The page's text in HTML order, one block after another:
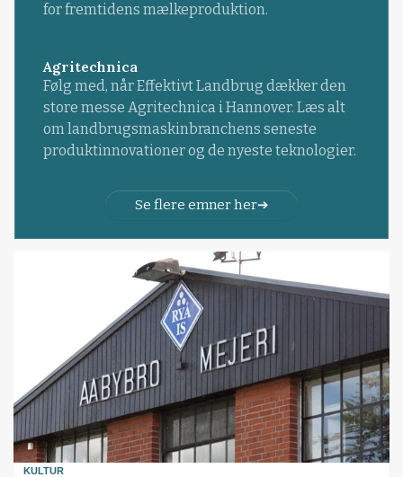
for fremtidens mælkeproduktion.
Agritechnica
Følg med, når Effektivt Landbrug dækker den
store messe Agritechnica i Hannover. Læs alt
om landbrugsmaskinbranchens seneste
produktinnovationer og de nyeste teknologier.
Se flere emner her
KULTUR